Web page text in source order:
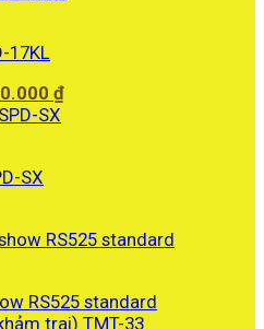
17KL
₫Giá
SX
RS525 standard